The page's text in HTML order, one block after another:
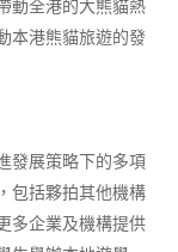
動全港的大熊貓熱
本港熊貓旅遊的發
發展策略下的多項
包括夥拍其他機構
多企業及機構提供